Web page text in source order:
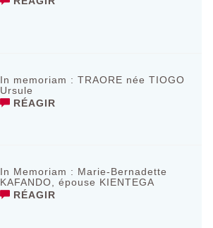
In memoriam : TRAORE née TIOGO
Ursule
RÉAGIR
In Memoriam : Marie-Bernadette
KAFANDO, épouse KIENTEGA
RÉAGIR